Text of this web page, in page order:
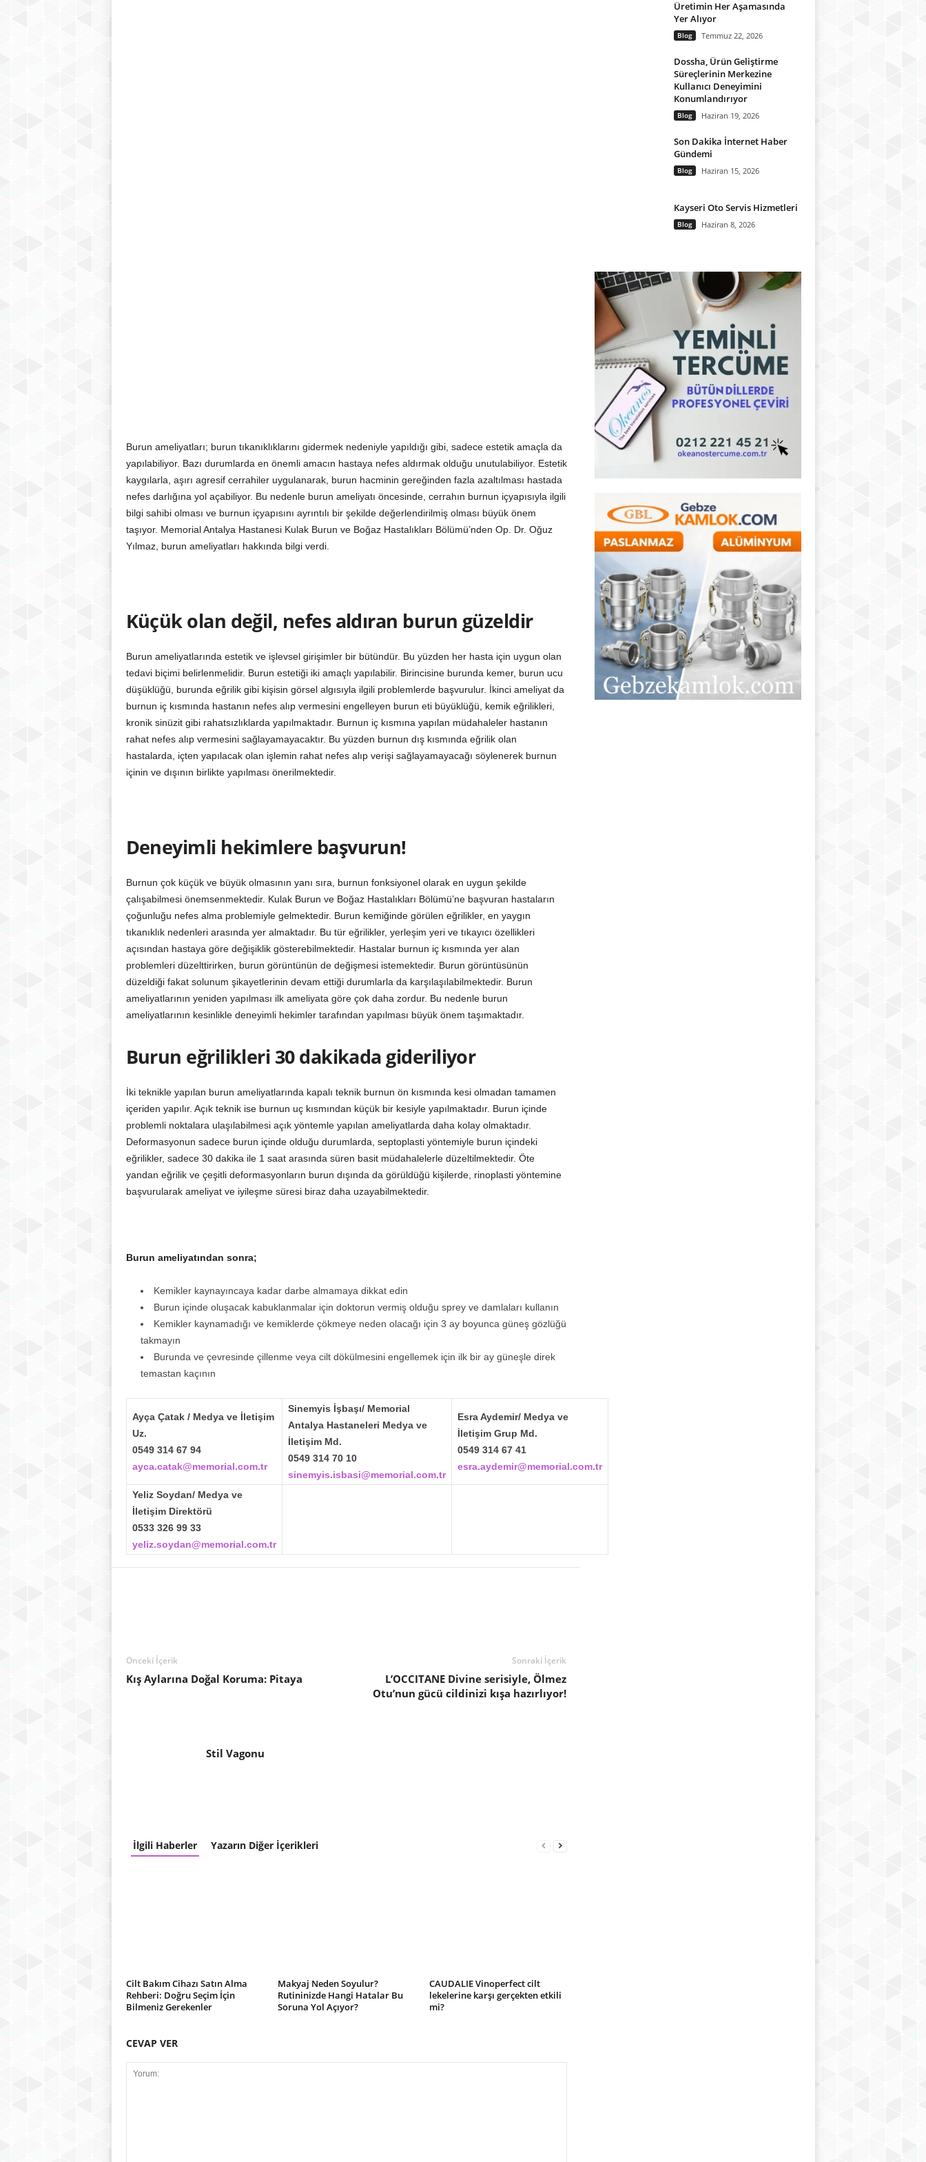
Burun ameliyatları; burun tıkanıklıklarını gidermek nedeniyle yapıldığı gibi, sadece estetik amaçla da
yapılabiliyor. Bazı durumlarda en önemli amacın hastaya nefes aldırmak olduğu unutulabiliyor. Estetik
kaygılarla, aşırı agresif cerrahiler uygulanarak, burun hacminin gereğinden fazla azaltılması hastada
nefes darlığına yol açabiliyor. Bu nedenle burun ameliyatı öncesinde, cerrahın burnun içyapısıyla ilgili
bilgi sahibi olması ve burnun içyapısını ayrıntılı bir şekilde değerlendirilmiş olması büyük önem
taşıyor. Memorial Antalya Hastanesi Kulak Burun ve Boğaz Hastalıkları Bölümü’nden Op. Dr. Oğuz
Yılmaz, burun ameliyatları hakkında bilgi verdi.
Küçük olan değil, nefes aldıran burun güzeldir
Burun ameliyatlarında estetik ve işlevsel girişimler bir bütündür. Bu yüzden her hasta için uygun olan
tedavi biçimi belirlenmelidir. Burun estetiği iki amaçlı yapılabilir. Birincisine burunda kemer, burun ucu
düşüklüğü, burunda eğrilik gibi kişisin görsel algısıyla ilgili problemlerde başvurulur. İkinci ameliyat da
burnun iç kısmında hastanın nefes alıp vermesini engelleyen burun eti büyüklüğü, kemik eğrilikleri,
kronik sinüzit gibi rahatsızlıklarda yapılmaktadır. Burnun iç kısmına yapılan müdahaleler hastanın
rahat nefes alıp vermesini sağlayamayacaktır. Bu yüzden burnun dış kısmında eğrilik olan
hastalarda, içten yapılacak olan işlemin rahat nefes alıp verişi sağlayamayacağı söylenerek burnun
içinin ve dışının birlikte yapılması önerilmektedir.
Deneyimli hekimlere başvurun!
Burnun çok küçük ve büyük olmasının yanı sıra, burnun fonksiyonel olarak en uygun şekilde
çalışabilmesi önemsenmektedir. Kulak Burun ve Boğaz Hastalıkları Bölümü’ne başvuran hastaların
çoğunluğu nefes alma problemiyle gelmektedir. Burun kemiğinde görülen eğrilikler, en yaygın
tıkanıklık nedenleri arasında yer almaktadır. Bu tür eğrilikler, yerleşim yeri ve tıkayıcı özellikleri
açısından hastaya göre değişiklik gösterebilmektedir. Hastalar burnun iç kısmında yer alan
problemleri düzelttirirken, burun görüntünün de değişmesi istemektedir. Burun görüntüsünün
düzeldiği fakat solunum şikayetlerinin devam ettiği durumlarla da karşılaşılabilmektedir. Burun
ameliyatlarının yeniden yapılması ilk ameliyata göre çok daha zordur. Bu nedenle burun
ameliyatlarının kesinlikle deneyimli hekimler tarafından yapılması büyük önem taşımaktadır.
Burun eğrilikleri 30 dakikada gideriliyor
İki teknikle yapılan burun ameliyatlarında kapalı teknik burnun ön kısmında kesi olmadan tamamen
içeriden yapılır. Açık teknik ise burnun uç kısmından küçük bir kesiyle yapılmaktadır. Burun içinde
problemli noktalara ulaşılabilmesi açık yöntemle yapılan ameliyatlarda daha kolay olmaktadır.
Deformasyonun sadece burun içinde olduğu durumlarda, septoplasti yöntemiyle burun içindeki
eğrilikler, sadece 30 dakika ile 1 saat arasında süren basit müdahalelerle düzeltilmektedir. Öte
yandan eğrilik ve çeşitli deformasyonların burun dışında da görüldüğü kişilerde, rinoplasti yöntemine
başvurularak ameliyat ve iyileşme süresi biraz daha uzayabilmektedir.
Burun ameliyatından sonra;
Kemikler kaynayıncaya kadar darbe almamaya dikkat edin
Burun içinde oluşacak kabuklanmalar için doktorun vermiş olduğu sprey ve damlaları kullanın
Kemikler kaynamadığı ve kemiklerde çökmeye neden olacağı için 3 ay boyunca güneş gözlüğü
takmayın
Burunda ve çevresinde çillenme veya cilt dökülmesini engellemek için ilk bir ay güneşle direk
temastan kaçının
Ayça Çatak / Medya ve İletişim
Uz.
0549 314 67 94
ayca.catak@memorial.com.tr
Sinemyis İşbaşı/ Memorial
Antalya Hastaneleri Medya ve
İletişim Md.
0549 314 70 10
sinemyis.isbasi@memorial.com.tr
Esra Aydemir/ Medya ve
İletişim Grup Md.
0549 314 67 41
esra.aydemir@memorial.com.tr
Yeliz Soydan/ Medya ve
İletişim Direktörü
0533 326 99 33
yeliz.soydan@memorial.com.tr
Önceki İçerik
Kış Aylarına Doğal Koruma: Pitaya
Sonraki İçerik
L’OCCITANE Divine serisiyle, Ölmez
Otu’nun gücü cildinizi kışa hazırlıyor!
Stil Vagonu
İlgili Haberler Yazarın Diğer İçerikleri
Cilt Bakım Cihazı Satın Alma
Rehberi: Doğru Seçim İçin
Bilmeniz Gerekenler
Makyaj Neden Soyulur?
Rutininizde Hangi Hatalar Bu
Soruna Yol Açıyor?
CAUDALIE Vinoperfect cilt
lekelerine karşı gerçekten etkili
mi?
CEVAP VER
Üretimin Her Aşamasında
Yer Alıyor
Blog Temmuz 22, 2026
Dossha, Ürün Geliştirme
Süreçlerinin Merkezine
Kullanıcı Deneyimini
Konumlandırıyor
Blog Haziran 19, 2026
Son Dakika İnternet Haber
Gündemi
Blog Haziran 15, 2026
Kayseri Oto Servis Hizmetleri
Blog Haziran 8, 2026